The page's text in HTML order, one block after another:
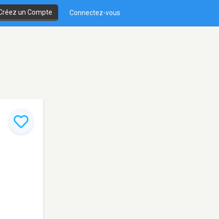
un Compte Connectez-vous